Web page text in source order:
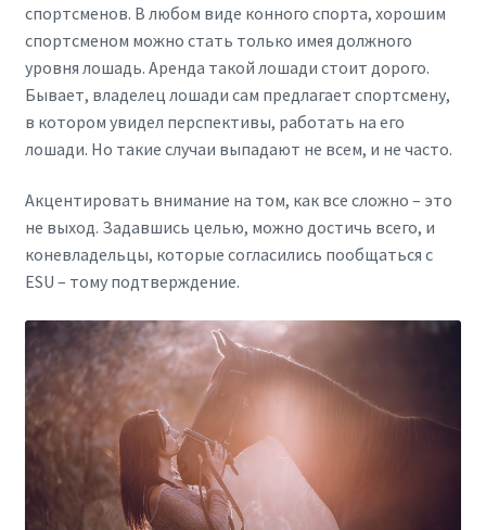
спортсменов. В любом виде конного спорта, хорошим
спортсменом можно стать только имея должного
уровня лошадь. Аренда такой лошади стоит дорого.
Бывает, владелец лошади сам предлагает спортсмену,
в котором увидел перспективы, работать на его
лошади. Но такие случаи выпадают не всем, и не часто.
Акцентировать внимание на том, как все сложно – это
не выход. Задавшись целью, можно достичь всего, и
коневладельцы, которые согласились пообщаться с
ESU – тому подтверждение.